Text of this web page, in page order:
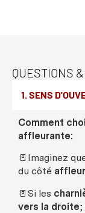
QUESTIONS
1. SENS
Comment
affleurante:
🚪Imaginez
du côté
🚪Si les
vers la droite;